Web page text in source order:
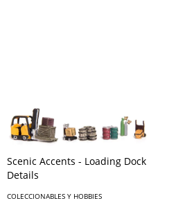
Scenic Accents - Loading Dock
Details
COLECCIONABLES Y HOBBIES